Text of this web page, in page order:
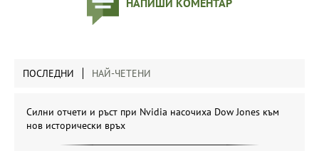
ПОСЛЕДНИ НАЙ-ЧЕТЕНИ
Силни отчети и ръст при Nvidia насочиха Dow Jones към
нов исторически връх